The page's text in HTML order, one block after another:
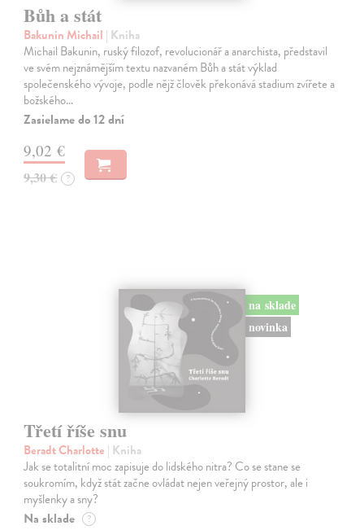
Bůh a stát
Bakunin Michail | Kniha
Michail Bakunin, ruský filozof, revolucionář a anarchista, představil
ve svém nejznámějším textu nazvaném Bůh a stát výklad
společenského vývoje, podle nějž člověk překonává stadium zvířete a
božského…
Zasielame do 12 dní
9,02 €
9,30 € ?
na sklade
novinka
Třetí říše snu
Beradt Charlotte | Kniha
Jak se totalitní moc zapisuje do lidského nitra? Co se stane se
soukromím, když stát začne ovládat nejen veřejný prostor, ale i
myšlenky a sny?
Na sklade ?